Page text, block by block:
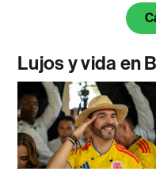
Lujos y vida en